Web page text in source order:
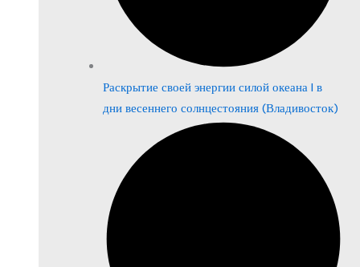
Раскрытие своей энергии силой океана | в
дни весеннего солнцестояния (Владивосток)